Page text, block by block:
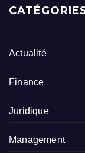
Actualité
Finance
Juridique
Management